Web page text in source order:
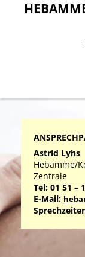
Astrid Lyhs
Hebamme/
Zentrale
Tel: 01 51 –
E-Mail: